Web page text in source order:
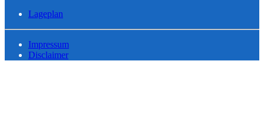
Lageplan
Impressum
Disclaimer